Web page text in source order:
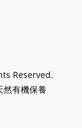
Reserved.
有機保養